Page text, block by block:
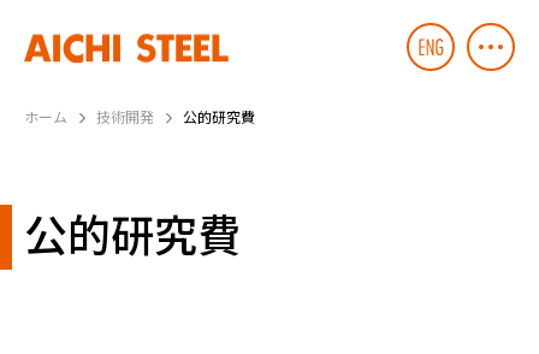
ホーム 技術開発 公的研究費
公的研究費